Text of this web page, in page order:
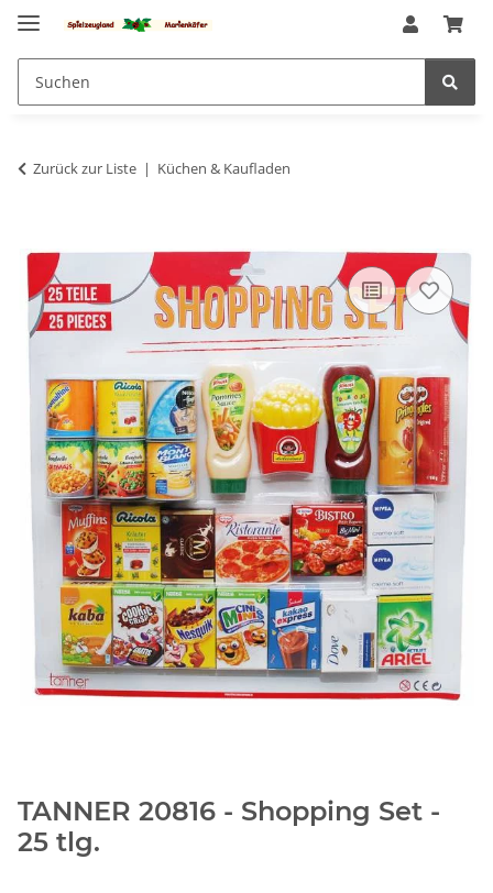
Zurück zur Liste Küchen & Kaufladen
TANNER 20816 - Shopping Set -
25 tlg.